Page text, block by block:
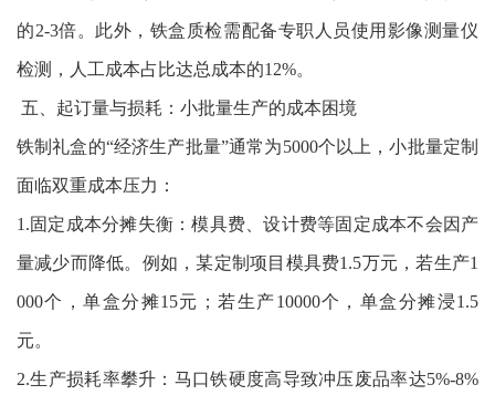
的2-3倍。此外，铁盒质检需配备专职人员使用影像测量仪
检测，人工成本占比达总成本的12%。
五、起订量与损耗：小批量生产的成本困境
铁制礼盒的“经济生产批量”通常为5000个以上，小批量定制
面临双重成本压力：
1.固定成本分摊失衡：模具费、设计费等固定成本不会因产
量减少而降低。例如，某定制项目模具费1.5万元，若生产1
000个，单盒分摊15元；若生产10000个，单盒分摊浸1.5
元。
2.生产损耗率攀升：马口铁硬度高导致冲压废品率达5%-8%